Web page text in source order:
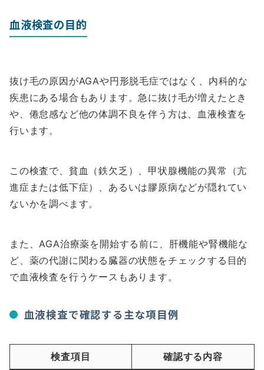
血液検査の目的
抜け毛の原因がAGAや円形脱毛症ではなく、内科的な
疾患にある場合もあります。急に抜け毛が増えたとき
や、倦怠感など他の体調不良を伴う方は、血液検査を
行います。
この検査で、貧血（鉄欠乏）、甲状腺機能の異常（亢
進症または低下症）、あるいは膠原病などが隠れてい
ないかを調べます。
また、AGA治療薬を開始する前に、肝機能や腎機能な
ど、薬の代謝に関わる臓器の状態をチェックする目的
で血液検査を行うケースもあります。
血液検査で確認する主な項目例
検査項目 確認する内容